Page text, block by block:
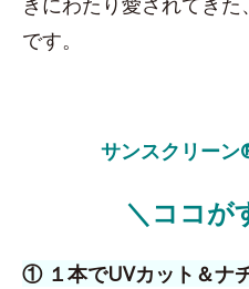
です。
サンスクリー
＼ココが
① １本でUVカット＆ナ